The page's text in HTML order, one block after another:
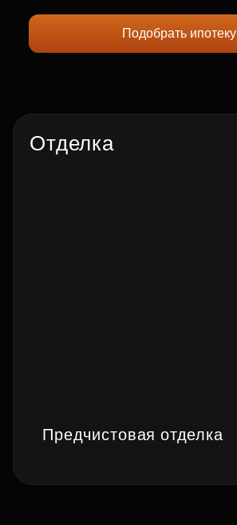
Подобрать ипотеку
Отделка
Предчистовая отделка